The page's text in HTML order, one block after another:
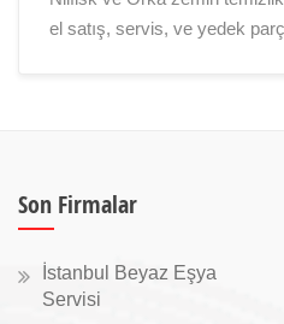
el satış, servis, ve yedek
Son Firmalar
İstanbul Beyaz Eşya
Servisi